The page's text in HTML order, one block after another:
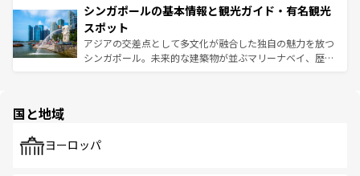
参照してほしい。
激する。気候は一年中温暖で、どの季節にも異なる楽しみ
が待っている。親しみやすいタイの人々、仏教を中心とし
た文化、そして多様な観光資源が、訪れる旅人を魅了し続
ける。 なお、新着のタイ情報はコンテンツ一覧を参照して
み、どこを訪れても感動するはず。観光スポットが密集し
ており、効率よく見どころを回れるのも魅力。息をのむよ
うな絶景から文化的な体験まで、香港を存分に楽しみ尽く
そう。 なお、新着の香港情報はコンテンツ一覧を参照して
シンガポールの基本情報と観光ガイド・有名観光
スポット
アジアの交差点として多文化が融合した独自の魅力を放つ
シンガポール。未来的な建築物が並ぶマリーナベイ、歴史
で、ホーカーズは地元の風情を楽しめる外せないスポット
国と地域
ヨーロッパ